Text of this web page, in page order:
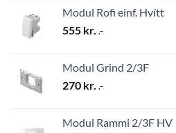
Modul Rofi einf. Hvítt
555 kr. .-
Modul Grind 2/3F
270 kr. .-
Modul Rammi 2/3F HV